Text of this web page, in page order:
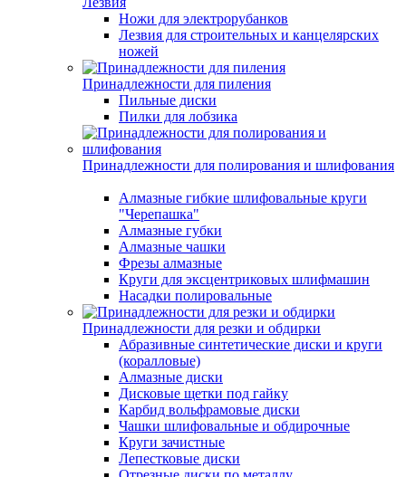
Ножи для электрорубанков
Лезвия для строительных и канцелярских
ножей
Принадлежности для пиления
Пильные диски
Пилки для лобзика
Принадлежности для полирования и шлифования
Алмазные гибкие шлифовальные круги
"Черепашка"
Алмазные губки
Алмазные чашки
Фрезы алмазные
Круги для эксцентриковых шлифмашин
Насадки полировальные
Принадлежности для резки и обдирки
Абразивные синтетические диски и круги
(коралловые)
Алмазные диски
Дисковые щетки под гайку
Карбид вольфрамовые диски
Чашки шлифовальные и обдирочные
Круги зачистные
Лепестковые диски